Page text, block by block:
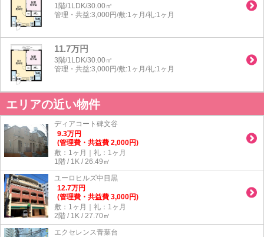
1階/1LDK/30.00㎡
管理・共益:3,000円/敷:1ヶ月/礼:1ヶ月
11.7万円
3階/1LDK/30.00㎡
管理・共益:3,000円/敷:1ヶ月/礼:1ヶ月
エリアの近い物件
ディアコート碑文谷
9.3万円
(管理費・共益費 2,000円)
敷：1ヶ月｜礼：1ヶ月
1階 / 1K / 26.49㎡
ユーロヒルズ中目黒
12.7万円
(管理費・共益費 3,000円)
敷：1ヶ月｜礼：1ヶ月
2階 / 1K / 27.70㎡
エクセレンス青葉台